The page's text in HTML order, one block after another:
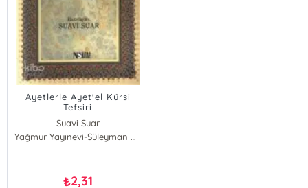
Ayetlerle Ayet'el Kürsi
Tefsiri
Suavi Suar
Yağmur Yayınevi-Süleyman Özdemir
₺2,31